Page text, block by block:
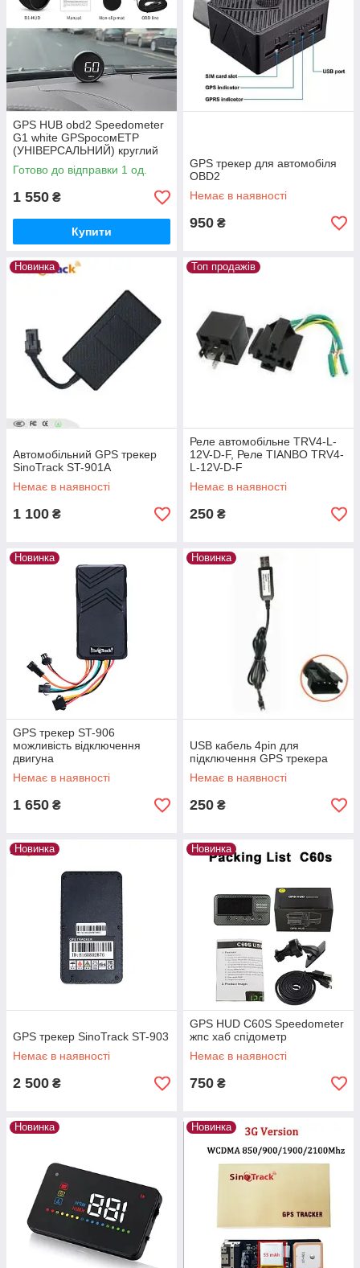
GPS HUB obd2 Speedometer
G1 white GPSросомЕТР
(УНІВЕРСАЛЬНИЙ) круглий
дизайн
Готово до відправки 1 од.
1 550 ₴
Купити
GPS трекер для автомобіля
OBD2
Немає в наявності
950 ₴
Новинка
Автомобільний GPS трекер
SinoTrack ST-901A
Немає в наявності
1 100 ₴
Топ продажів
Реле автомобільне TRV4-L-
12V-D-F, Реле TIANBO TRV4-
L-12V-D-F
Немає в наявності
250 ₴
Новинка
GPS трекер ST-906
можливість відключення
двигуна
Немає в наявності
1 650 ₴
Новинка
USB кабель 4pin для
підключення GPS трекера
Немає в наявності
250 ₴
Новинка
GPS трекер SinoTrack ST-903
Немає в наявності
2 500 ₴
Новинка
GPS HUD C60S Speedometer
жпс хаб спідометр
Немає в наявності
750 ₴
Новинка Новинка